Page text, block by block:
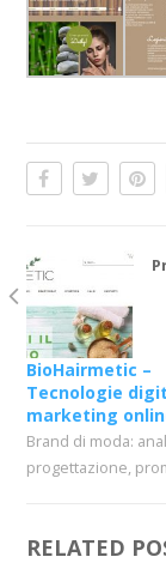
BioHairmetic –
Tecnologie
marketing
Brand di moda:
progettazione,
RELATED